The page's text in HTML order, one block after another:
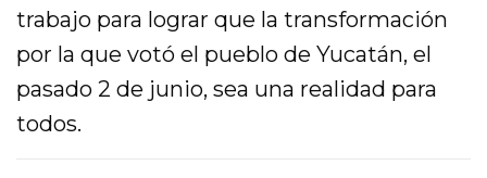
trabajo para lograr que la transformación
por la que votó el pueblo de Yucatán, el
pasado 2 de junio, sea una realidad para
todos.